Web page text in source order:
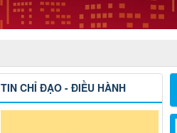
TIN CHỈ ĐẠO - ĐIỀU HÀNH